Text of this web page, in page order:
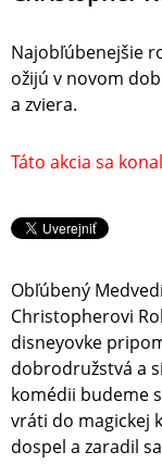
Najobľúbenejšie
ožijú v novom
a zviera.
Táto akcia sa
Obľúbený
Christopherovi
disneyovke
dobrodružstvá a
komédii budeme
vráti do magickej
dospel a zaradil